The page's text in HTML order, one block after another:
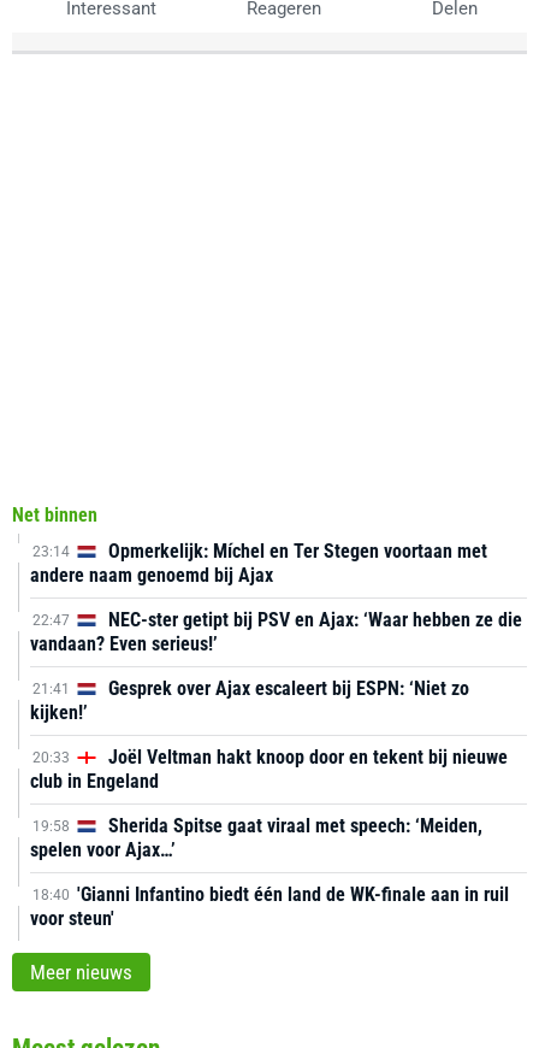
Interessant Reageren Delen
Net binnen
23:14
Opmerkelijk: Míchel en Ter Stegen voortaan met
andere naam genoemd bij Ajax
22:47
NEC-ster getipt bij PSV en Ajax: ‘Waar hebben ze die
vandaan? Even serieus!’
21:41
Gesprek over Ajax escaleert bij ESPN: ‘Niet zo
kijken!’
20:33
Joël Veltman hakt knoop door en tekent bij nieuwe
club in Engeland
19:58
Sherida Spitse gaat viraal met speech: ‘Meiden,
spelen voor Ajax…’
18:40 'Gianni Infantino biedt één land de WK-finale aan in ruil
voor steun'
Meer nieuws